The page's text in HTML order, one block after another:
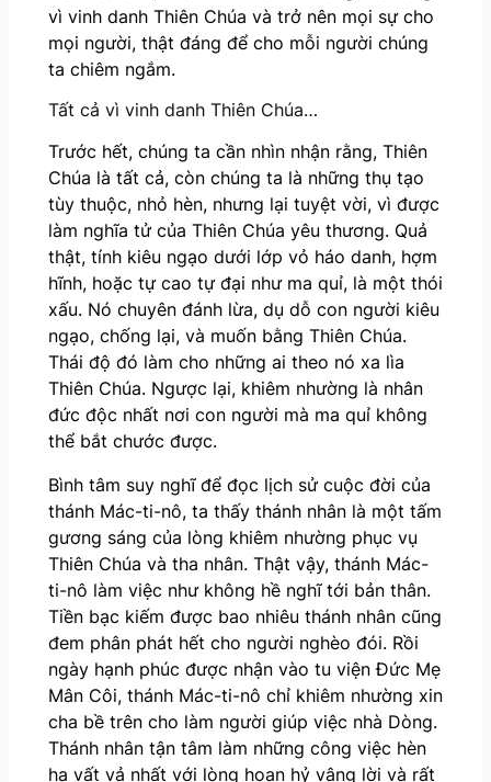
vì vinh danh Thiên Chúa và trở nên mọi sự cho
mọi người, thật đáng để cho mỗi người chúng
ta chiêm ngắm.
Tất cả vì vinh danh Thiên Chúa…
Trước hết, chúng ta cần nhìn nhận rằng, Thiên
Chúa là tất cả, còn chúng ta là những thụ tạo
tùy thuộc, nhỏ hèn, nhưng lại tuyệt vời, vì được
làm nghĩa tử của Thiên Chúa yêu thương. Quả
thật, tính kiêu ngạo dưới lớp vỏ háo danh, hợm
hĩnh, hoặc tự cao tự đại như ma quỉ, là một thói
xấu. Nó chuyên đánh lừa, dụ dỗ con người kiêu
ngạo, chống lại, và muốn bằng Thiên Chúa.
Thái độ đó làm cho những ai theo nó xa lìa
Thiên Chúa. Ngược lại, khiêm nhường là nhân
đức độc nhất nơi con người mà ma quỉ không
thể bắt chước được.
Bình tâm suy nghĩ để đọc lịch sử cuộc đời của
thánh Mác-ti-nô, ta thấy thánh nhân là một tấm
gương sáng của lòng khiêm nhường phục vụ
Thiên Chúa và tha nhân. Thật vậy, thánh Mác-
ti-nô làm việc như không hề nghĩ tới bản thân.
Tiền bạc kiếm được bao nhiêu thánh nhân cũng
đem phân phát hết cho người nghèo đói. Rồi
ngày hạnh phúc được nhận vào tu viện Đức Mẹ
Mân Côi, thánh Mác-ti-nô chỉ khiêm nhường xin
cha bề trên cho làm người giúp việc nhà Dòng.
Thánh nhân tận tâm làm những công việc hèn
hạ vất vả nhất với lòng hoan hỷ vâng lời và rất